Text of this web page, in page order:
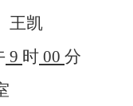
王凯
9 时 00 分